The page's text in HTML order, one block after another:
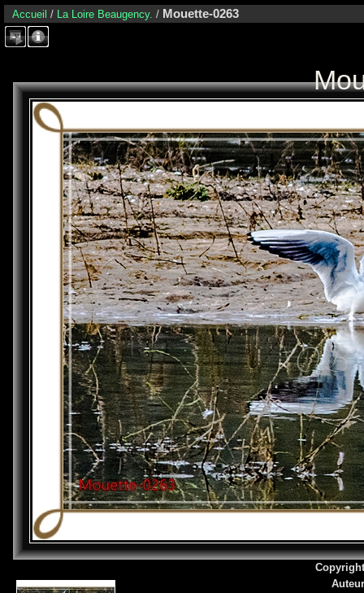
Accueil / La Loire Beaugency. / Mouette-0263